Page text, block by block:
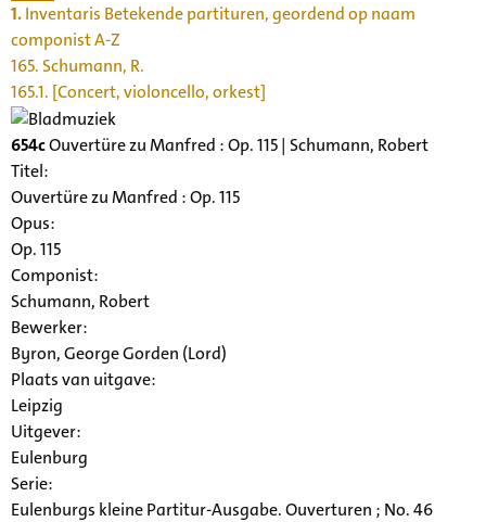
1.Inventaris Betekende partituren, geordend op naam
componist A-Z
165. Schumann, R.
165.1. [Concert, violoncello, orkest]
654cOuvertüre zu Manfred : Op. 115 | Schumann, Robert
Titel:
Ouvertüre zu Manfred : Op. 115
Opus:
Op. 115
Componist:
Schumann, Robert
Bewerker:
Byron, George Gorden (Lord)
Plaats van uitgave:
Leipzig
Uitgever:
Eulenburg
Serie:
Eulenburgs kleine Partitur-Ausgabe. Ouverturen ; No. 46